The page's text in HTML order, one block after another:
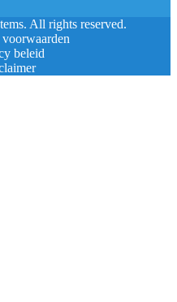
All rights reserved.
beleid